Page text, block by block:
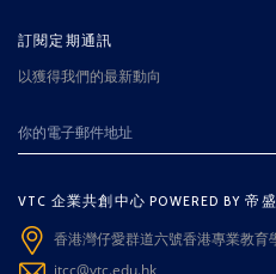
訂閱定期通訊
以獲得我們的最新動向
VTC 企業共創中心 POWERED BY 帝
香港灣仔愛群道六號香港專業教
itcc@vtc.edu.hk